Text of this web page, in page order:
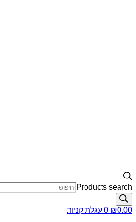
Products search
₪0.00
0 עגלת קניות